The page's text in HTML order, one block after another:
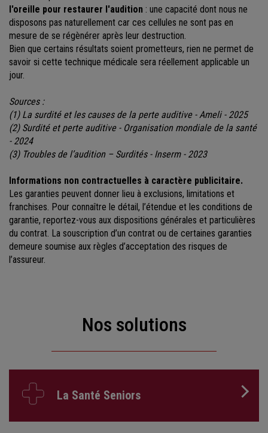
l'oreille pour restaurer l'audition : une capacité dont nous ne
disposons pas naturellement car ces cellules ne sont pas en
mesure de se régènérer après leur destruction.
Bien que certains résultats soient prometteurs, rien ne permet de
savoir si cette technique médicale sera réellement applicable un
jour.
Sources :
(1) La surdité et les causes de la perte auditive - Ameli - 2025
(2) Surdité et perte auditive - Organisation mondiale de la santé
- 2024
(3) Troubles de l’audition – Surdités - Inserm - 2023
Informations non contractuelles à caractère publicitaire.
Les garanties peuvent donner lieu à exclusions, limitations et
franchises. Pour connaître le détail, l’étendue et les conditions de
garantie, reportez-vous aux dispositions générales et particulières
du contrat. La souscription d’un contrat ou de certaines garanties
demeure soumise aux règles d’acceptation des risques de
l’assureur.
Nos solutions
La Santé Seniors